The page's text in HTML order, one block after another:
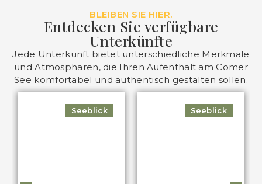
BLEIBEN SIE HIER.
Entdecken Sie verfügbare
Unterkünfte
Jede Unterkunft bietet unterschiedliche Merkmale
und Atmosphären, die Ihren Aufenthalt am Comer
See komfortabel und authentisch gestalten sollen.
Seeblick Seeblick